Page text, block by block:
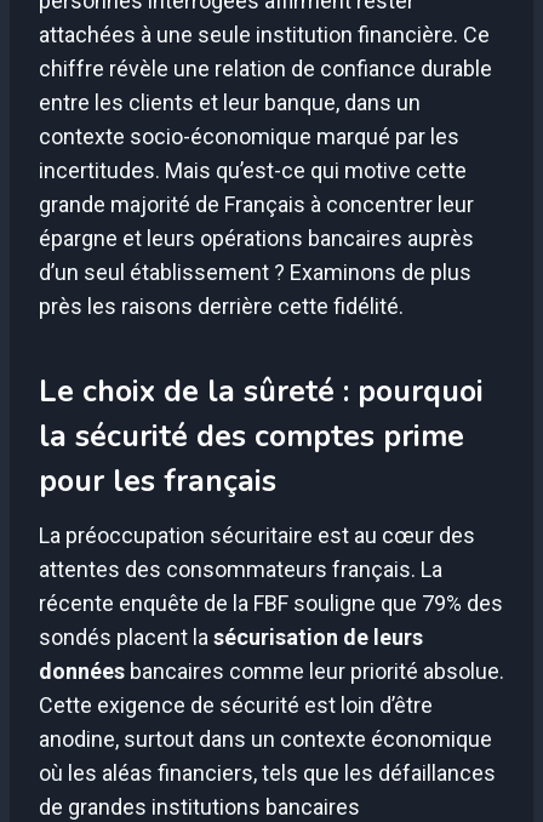
attachées à une seule institution financière. Ce
chiffre révèle une relation de confiance durable
entre les clients et leur banque, dans un
contexte socio-économique marqué par les
incertitudes. Mais qu’est-ce qui motive cette
grande majorité de Français à concentrer leur
épargne et leurs opérations bancaires auprès
d’un seul établissement ? Examinons de plus
près les raisons derrière cette fidélité.
Le choix de la sûreté : pourquoi
la sécurité des comptes prime
pour les français
La préoccupation sécuritaire est au cœur des
attentes des consommateurs français. La
récente enquête de la FBF souligne que 79% des
sondés placent lasécurisation de leurs
données bancaires comme leur priorité absolue.
Cette exigence de sécurité est loin d’être
anodine, surtout dans un contexte économique
où les aléas financiers, tels que les défaillances
de grandes institutions bancaires